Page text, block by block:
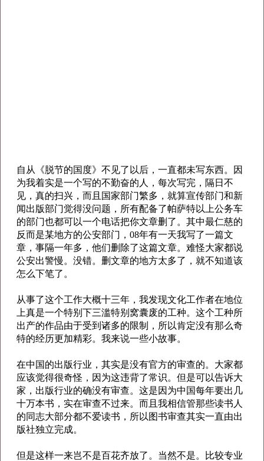
自从《脱节的国度》不见了以后，一直都未写东西。因
为我着实是一个写的不勤奋的人，每次写完，隔日不
见，真的扫兴，而且国家部门繁多，就算宣传部门和新
闻出版部门觉得没问题，所有配备了帕萨特以上公务车
的部门也都可以一个电话把你文章删了。其中最仁慈的
反而是某地方的公安部门，08年有一天我写了一篇文
章，事隔一年多，他们删除了这篇文章。难怪大家都说
公安出警慢。没错。删文章的地方太多了，就不知道该
怎么下笔了。
从事了这个工作大概十三年，我发现文化工作者在地位
上真是一个特别下三滥特别窝囊废的工种。这个工种所
出产的作品由于受到诸多的限制，所以肯定没有那么奇
特的经历更加精彩。我来说一些小故事。
在中国的出版行业，其实是没有官方的审查的。大家都
应该觉得很奇怪，因为这违背了常识。但是可以告诉大
家，出版行业的确没有审查。这是因为中国每年要出几
十万本书，实在审查不过来。而且我相信管那些读书人
的同志大部分都不爱读书，所以图书审查其实一直由出
版社独立完成。
但是这样一来岂不是百花齐放了。当然不是。比较专业